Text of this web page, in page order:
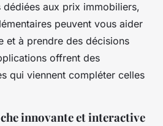
dédiées aux prix immobiliers,
peuvent vous aider
et à prendre des décisions
offrent des
qui viennent compléter celles
innovante et interactive